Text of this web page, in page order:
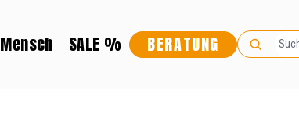
Mensch SALE % BERATUNG